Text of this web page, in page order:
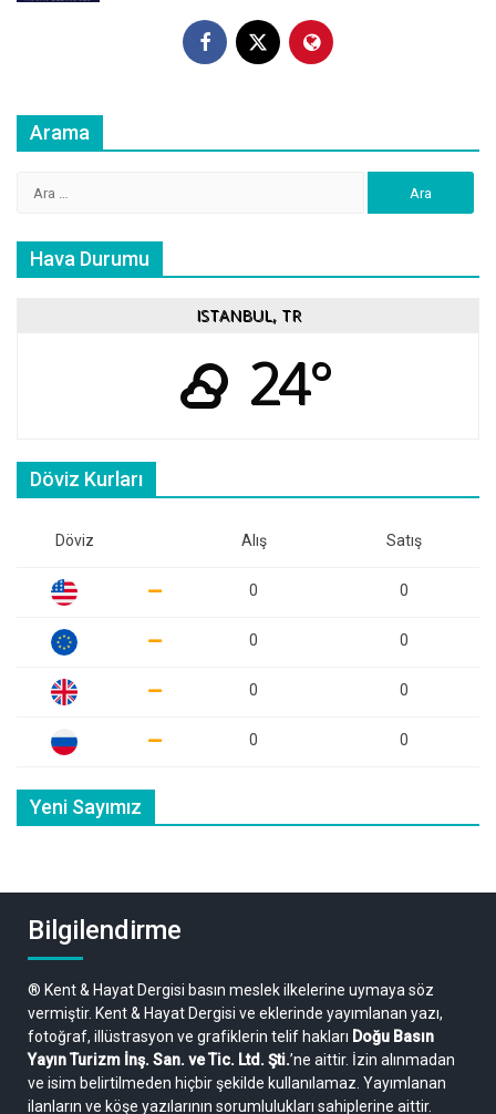
Arama
Hava Durumu
ISTANBUL, TR
24°
Döviz Kurları
Döviz Alış Satış
0 0
0 0
0 0
0 0
Yeni Sayımız
Bilgilendirme
® Kent & Hayat Dergisi basın meslek ilkelerine uymaya söz
vermiştir. Kent & Hayat Dergisi ve eklerinde yayımlanan yazı,
fotoğraf, illüstrasyon ve grafiklerin telif hakları Doğu Basın
Yayın Turizm İnş. San. ve Tic. Ltd. Şti.’ne aittir. İzin alınmadan
ve isim belirtilmeden hiçbir şekilde kullanılamaz. Yayımlanan
ilanların ve köşe yazılarının sorumlulukları sahiplerine aittir.